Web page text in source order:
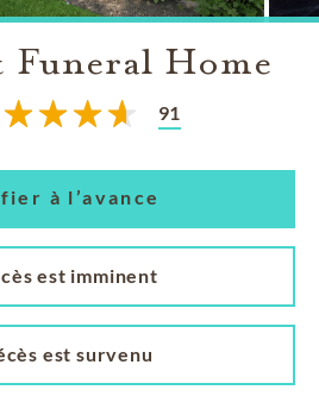
Funeral Home
91
à l’avance
est imminent
est survenu